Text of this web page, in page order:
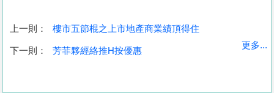
收
上一則： 樓市五節棍之上市地產商業績頂得住
下一則： 芳菲夥經絡推H按優惠
更多...